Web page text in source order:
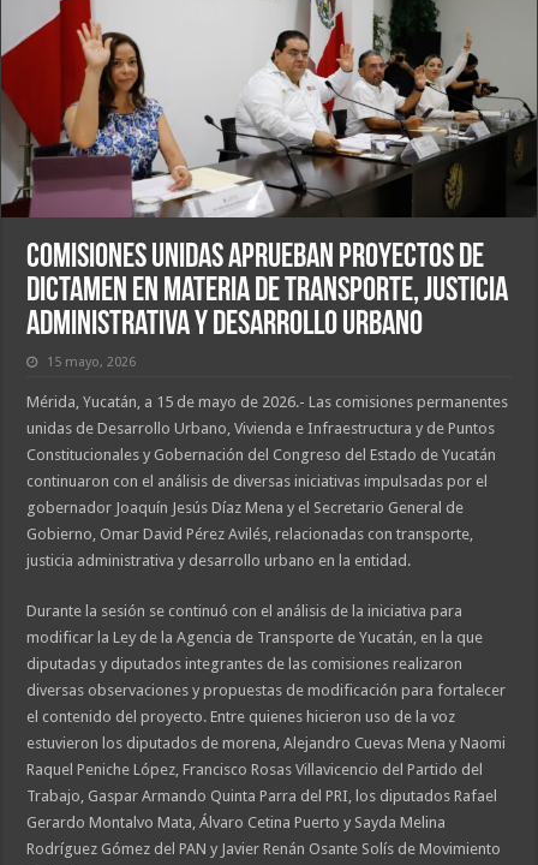
Comisiones Unidas aprueban proyectos de
dictamen en materia de transporte, justicia
administrativa y desarrollo urbano
15 mayo, 2026
Mérida, Yucatán, a 15 de mayo de 2026.- Las comisiones permanentes
unidas de Desarrollo Urbano, Vivienda e Infraestructura y de Puntos
Constitucionales y Gobernación del Congreso del Estado de Yucatán
continuaron con el análisis de diversas iniciativas impulsadas por el
gobernador Joaquín Jesús Díaz Mena y el Secretario General de
Gobierno, Omar David Pérez Avilés, relacionadas con transporte,
justicia administrativa y desarrollo urbano en la entidad.
Durante la sesión se continuó con el análisis de la iniciativa para
modificar la Ley de la Agencia de Transporte de Yucatán, en la que
diputadas y diputados integrantes de las comisiones realizaron
diversas observaciones y propuestas de modificación para fortalecer
el contenido del proyecto. Entre quienes hicieron uso de la voz
estuvieron los diputados de morena, Alejandro Cuevas Mena y Naomi
Raquel Peniche López, Francisco Rosas Villavicencio del Partido del
Trabajo, Gaspar Armando Quinta Parra del PRI, los diputados Rafael
Gerardo Montalvo Mata, Álvaro Cetina Puerto y Sayda Melina
Rodríguez Gómez del PAN y Javier Renán Osante Solís de Movimiento